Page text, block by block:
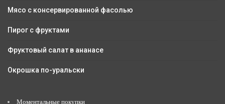
Мясо с консервированной фасолью
Пирог с фруктами
Фруктовый салат в ананасе
Окрошка по-уральски
Моментальные покупки